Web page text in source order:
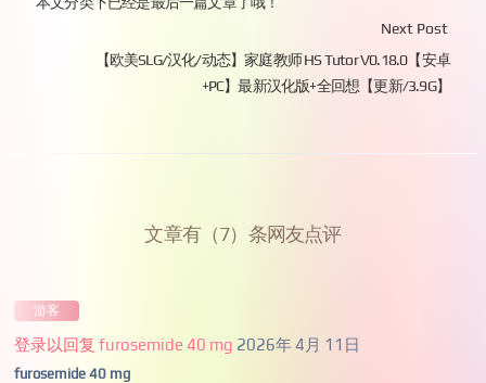
Next Post
【欧美SLG/汉化/动态】家庭教师 HS Tutor V0.18.0【安卓
+PC】最新汉化版+全回想【更新/3.9G】
文章有（7）条网友点评
游客
登录以回复 furosemide 40 mg 2026年 4月 11日
furosemide 40 mg